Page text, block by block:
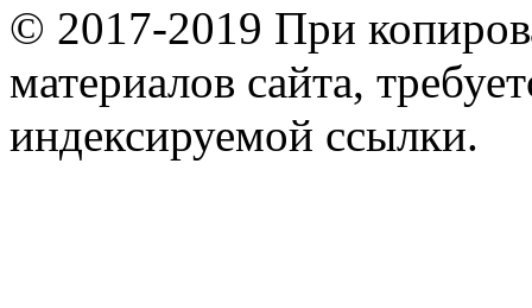
© 2017-2019 При
материалов сайта,
индексируемой ссылки.